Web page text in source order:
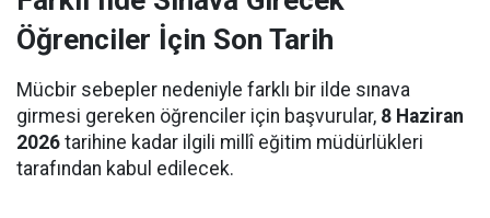
Öğrenciler İçin Son Tarih
Mücbir sebepler nedeniyle farklı bir ilde sınava
girmesi gereken öğrenciler için başvurular, 8 Haziran
2026 tarihine kadar ilgili millî eğitim müdürlükleri
tarafından kabul edilecek.